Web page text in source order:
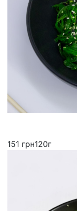
151 грн120г